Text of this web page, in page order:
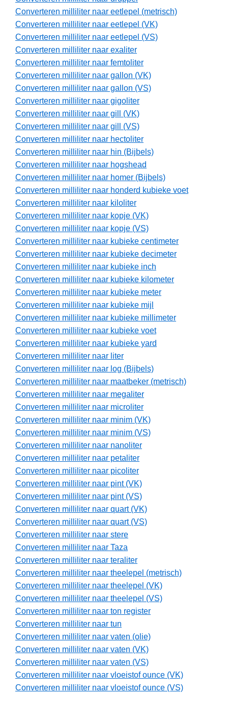
Converteren milliliter naar eetlepel (metrisch)
Converteren milliliter naar eetlepel (VK)
Converteren milliliter naar eetlepel (VS)
Converteren milliliter naar exaliter
Converteren milliliter naar femtoliter
Converteren milliliter naar gallon (VK)
Converteren milliliter naar gallon (VS)
Converteren milliliter naar gigoliter
Converteren milliliter naar gill (VK)
Converteren milliliter naar gill (VS)
Converteren milliliter naar hectoliter
Converteren milliliter naar hin (Bijbels)
Converteren milliliter naar hogshead
Converteren milliliter naar homer (Bijbels)
Converteren milliliter naar honderd kubieke voet
Converteren milliliter naar kiloliter
Converteren milliliter naar kopje (VK)
Converteren milliliter naar kopje (VS)
Converteren milliliter naar kubieke centimeter
Converteren milliliter naar kubieke decimeter
Converteren milliliter naar kubieke inch
Converteren milliliter naar kubieke kilometer
Converteren milliliter naar kubieke meter
Converteren milliliter naar kubieke mijl
Converteren milliliter naar kubieke millimeter
Converteren milliliter naar kubieke voet
Converteren milliliter naar kubieke yard
Converteren milliliter naar liter
Converteren milliliter naar log (Bijbels)
Converteren milliliter naar maatbeker (metrisch)
Converteren milliliter naar megaliter
Converteren milliliter naar microliter
Converteren milliliter naar minim (VK)
Converteren milliliter naar minim (VS)
Converteren milliliter naar nanoliter
Converteren milliliter naar petaliter
Converteren milliliter naar picoliter
Converteren milliliter naar pint (VK)
Converteren milliliter naar pint (VS)
Converteren milliliter naar quart (VK)
Converteren milliliter naar quart (VS)
Converteren milliliter naar stere
Converteren milliliter naar Taza
Converteren milliliter naar teraliter
Converteren milliliter naar theelepel (metrisch)
Converteren milliliter naar theelepel (VK)
Converteren milliliter naar theelepel (VS)
Converteren milliliter naar ton register
Converteren milliliter naar tun
Converteren milliliter naar vaten (olie)
Converteren milliliter naar vaten (VK)
Converteren milliliter naar vaten (VS)
Converteren milliliter naar vloeistof ounce (VK)
Converteren milliliter naar vloeistof ounce (VS)